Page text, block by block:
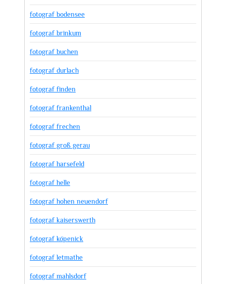
fotograf bodensee
fotograf brinkum
fotograf buchen
fotograf durlach
fotograf finden
fotograf frankenthal
fotograf frechen
fotograf groß gerau
fotograf harsefeld
fotograf helle
fotograf hohen neuendorf
fotograf kaiserswerth
fotograf köpenick
fotograf letmathe
fotograf mahlsdorf